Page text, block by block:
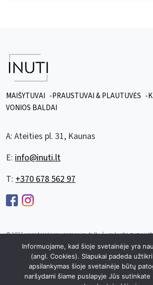
MAIŠYTUVAI PRAUSTUVAI & PLAUTUVĖS
VONIOS BALDAI
A: Ateities pl. 31, Kaunas
E: info@inuti.lt
T: +370 678 562 97
© 2026 visos teisės saugomos inuti.lt | sukurta
Privatumo politika | Slapukų politika
Informuojame, kad šioje svetainėje yra
(angl. Cookies). Slapukai padeda
apsilankymas šioje svetainėje būtų
naršydami šiame puslapyje Jūs sutinkate